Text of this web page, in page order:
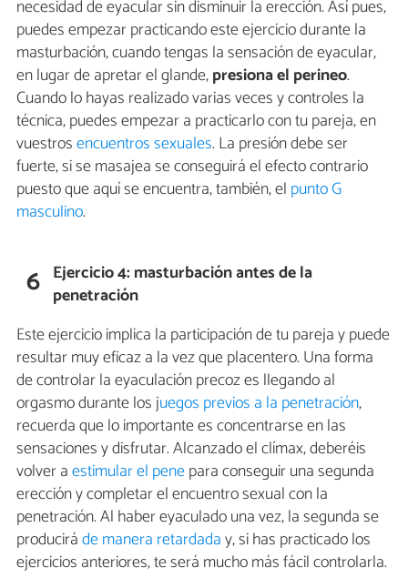
necesidad de eyacular sin disminuir la erección. Así pues,
puedes empezar practicando este ejercicio durante la
masturbación, cuando tengas la sensación de eyacular,
en lugar de apretar el glande,presiona el perineo.
Cuando lo hayas realizado varias veces y controles la
técnica, puedes empezar a practicarlo con tu pareja, en
vuestrosencuentros sexuales. La presión debe ser
fuerte, si se masajea se conseguirá el efecto contrario
puesto que aquí se encuentra, también, el punto G
masculino.
6 Ejercicio 4: masturbación antes de la
penetración
Este ejercicio implica la participación de tu pareja y puede
resultar muy eficaz a la vez que placentero. Una forma
de controlar la eyaculación precoz es llegando al
orgasmo durante los juegos previos a la penetración,
recuerda que lo importante es concentrarse en las
sensaciones y disfrutar. Alcanzado el clímax, deberéis
volver aestimular el penepara conseguir una segunda
erección y completar el encuentro sexual con la
penetración. Al haber eyaculado una vez, la segunda se
produciráde manera retardaday, si has practicado los
ejercicios anteriores, te será mucho más fácil controlarla.